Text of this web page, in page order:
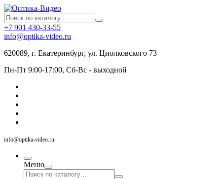
+7 901 430-33-55
info@optika-video.ru
620089, г. Екатеринбург, ул. Циолковского 73
Пн-Пт 9:00-17:00, Сб-Вс - выходной
info@optika-video.ru
Меню